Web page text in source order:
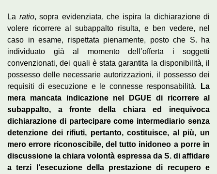
La ratio, sopra evidenziata, che ispira la dichiarazione di
volere ricorrere al subappalto risulta, e ben vedere, nel
caso in esame, rispettata pienamente, posto che S. ha
individuato già al momento dell’offerta i soggetti
convenzionati, dei quali è stata garantita la disponibilità, il
possesso delle necessarie autorizzazioni, il possesso dei
requisiti di esecuzione e le connesse responsabilità.
La
mera mancata indicazione nel DGUE di ricorrere al
subappalto, a fronte della chiara ed inequivoca
dichiarazione di partecipare come intermediario senza
detenzione dei rifiuti, pertanto, costituisce, al più, un
mero errore riconoscibile, del tutto inidoneo a porre in
discussione la chiara volontà espressa da S. di affidare
a terzi l’esecuzione della prestazione di recupero e